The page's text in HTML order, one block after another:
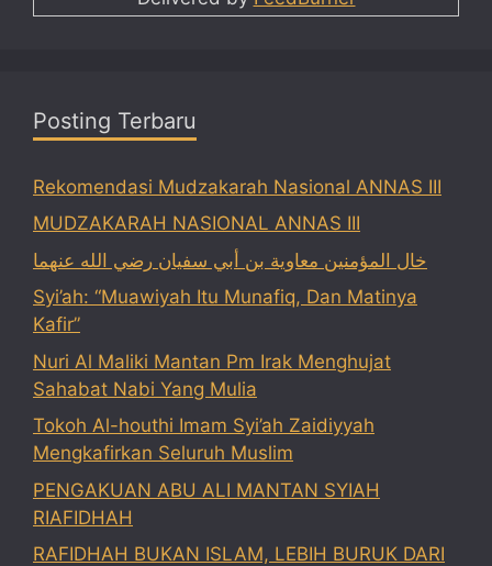
Posting Terbaru
Rekomendasi Mudzakarah Nasional ANNAS III
MUDZAKARAH NASIONAL ANNAS III
خال المؤمنين معاوية بن أبي سفيان رضي الله عنهما
Syi’ah: “Muawiyah Itu Munafiq, Dan Matinya
Kafir”
Nuri Al Maliki Mantan Pm Irak Menghujat
Sahabat Nabi Yang Mulia
Tokoh Al-houthi Imam Syi’ah Zaidiyyah
Mengkafirkan Seluruh Muslim
PENGAKUAN ABU ALI MANTAN SYIAH
RIAFIDHAH
RAFIDHAH BUKAN ISLAM, LEBIH BURUK DARI